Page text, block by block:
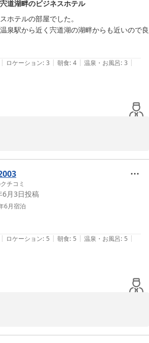
今後のサービス向上に活かし、次回お越し
ご満足いただけるご滞在をご提供できます
一同、心よりお待ち申し上げております。
。
につきましては貴重なご意見をお寄せいた
ます。今後のサービス向上の参考とさせて
りとお寛ぎいただき、お食事をお楽しみい
けられるよう努めてまいります。
一同、心よりお待ち申し上げております。
一畑
道湖畔のビジネスホテル
ホテルの部屋でした。
泉駅から近く宍道湖の湖畔からも近いので良
| ロケーション: 3 | 朝食: 4 | 温泉・お風呂: 3 |
利用いただき、またご感想をお寄せいただ
、一畑電車の松江しんじ湖温泉駅や宍道湖
を評価していただき、大変嬉しく存じま
点として便利にご利用いただけましたなら
、ぜひホテル一畑をご利用くださいませ。
待ち申し上げております。
。
チコミ
月3日投稿
6月宿泊
| ロケーション: 5 | 朝食: 5 | 温泉・お風呂: 5 |